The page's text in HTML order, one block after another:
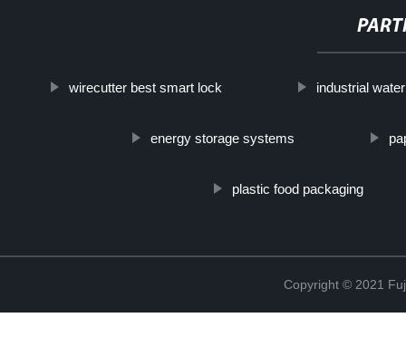
wirecutter best smart lock industrial
energy storage systems
plastic food packaging
Copyright © 2021